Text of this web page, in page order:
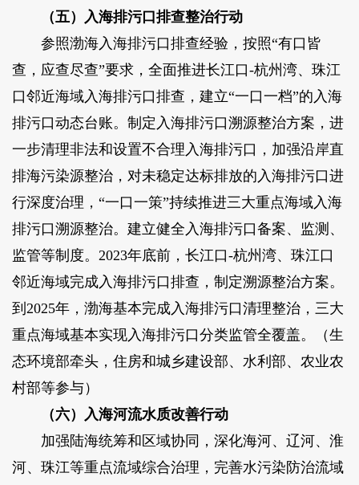
（五）入海排污口排查整治行动
参照渤海入海排污口排查经验，按照“有口皆
查，应查尽查”要求，全面推进长江口-杭州湾、珠江
口邻近海域入海排污口排查，建立“一口一档”的入海
排污口动态台账。制定入海排污口溯源整治方案，进
一步清理非法和设置不合理入海排污口，加强沿岸直
排海污染源整治，对未稳定达标排放的入海排污口进
行深度治理，“一口一策”持续推进三大重点海域入海
排污口溯源整治。建立健全入海排污口备案、监测、
监管等制度。2023年底前，长江口-杭州湾、珠江口
邻近海域完成入海排污口排查，制定溯源整治方案。
到2025年，渤海基本完成入海排污口清理整治，三大
重点海域基本实现入海排污口分类监管全覆盖。（生
态环境部牵头，住房和城乡建设部、水利部、农业农
村部等参与）
（六）入海河流水质改善行动
加强陆海统筹和区域协同，深化海河、辽河、淮
河、珠江等重点流域综合治理，完善水污染防治流域